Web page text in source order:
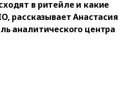
в ритейле и какие
рассказывает Анастасия
аналитического центра